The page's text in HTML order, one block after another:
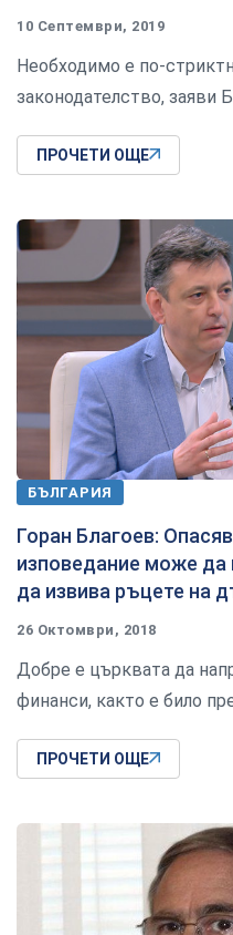
10 Септември, 2019
Необходимо е по-
законодателство, заяви
ПРОЧЕТИ ОЩЕ
БЪЛГАРИЯ
Горан Благоев:
изповедание може да
да извива ръцете на
26 Октомври, 2018
Добре е църквата да
финанси, както е било
ПРОЧЕТИ ОЩЕ